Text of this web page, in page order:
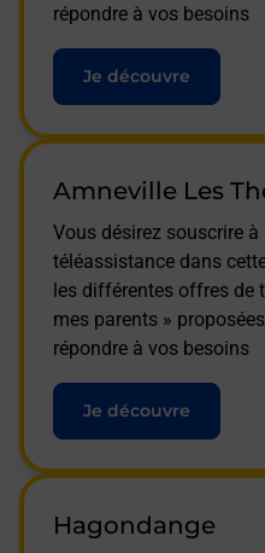
répondre à vos besoins
Je découvre
Amneville Les
Vous désirez souscrire
téléassistance dans
les différentes offres de
mes parents »
répondre à vos besoins
Je découvre
Hagondange